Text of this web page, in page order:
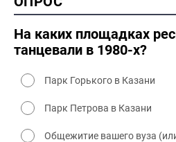
2000 культура
На каких площадках
танцевали в 1980-х?
Парк Горького в Казани
Парк Петрова в Казани
Общежитие вашего вуза